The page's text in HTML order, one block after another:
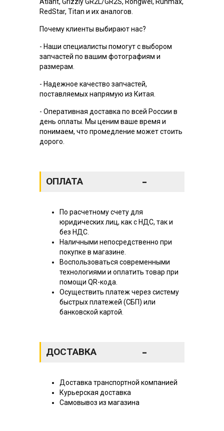
RedStar, Titan и их аналогов.
Почему клиенты выбирают нас?
- Наши специалисты помогут с выбором
запчастей по вашим фотографиям и
размерам.
- Надежное качество запчастей,
поставляемых напрямую из Китая.
- Оперативная доставка по всей России в
день оплаты. Мы ценим ваше время и
понимаем, что промедление может стоить
дорого.
ОПЛАТА -
По расчетному счету для
юридических лиц, как с НДС, так и
без НДС.
Наличными непосредственно при
покупке в магазине.
Воспользоваться современными
технологиями и оплатить товар при
помощи QR-кода.
Осуществить платеж через систему
быстрых платежей (СБП) или
банковской картой.
ДОСТАВКА -
Доставка транспортной компанией
Курьерская доставка
Самовывоз из магазина